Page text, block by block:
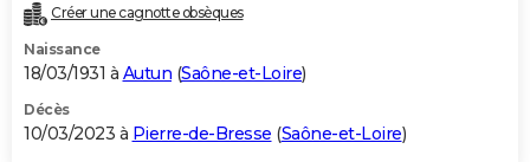
Créer une cagnotte obsèques
Naissance
18/03/1931 à Autun (Saône-et-Loire)
Décès
10/03/2023 à Pierre-de-Bresse (Saône-et-Loire)